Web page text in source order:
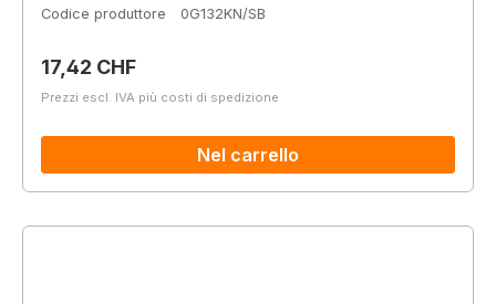
Codice produttore
0G132KN/SB
Prezzo normale:
17,42 CHF
Prezzi escl. IVA più costi di spedizione
Nel carrello